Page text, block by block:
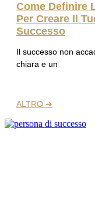
Come Definire
Per Creare Il
Successo
Il successo non
chiara e un
ALTRO ➜